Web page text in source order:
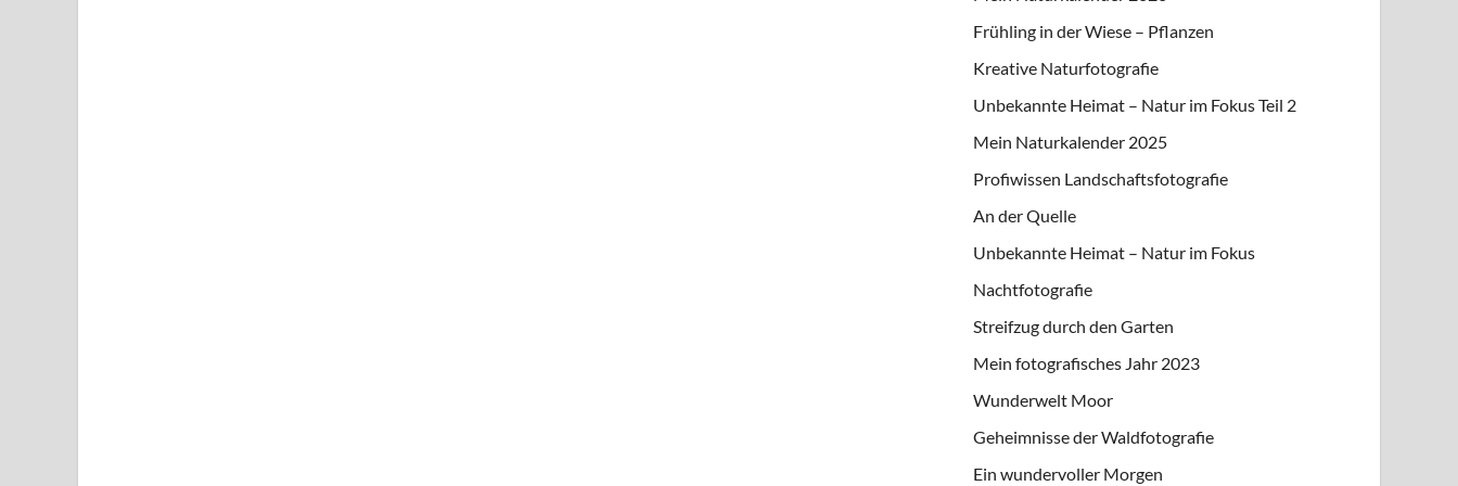
Frühling in der Wiese – Pflanzen
Kreative Naturfotografie
Unbekannte Heimat – Natur im Fokus Teil 2
Mein Naturkalender 2025
Profiwissen Landschaftsfotografie
An der Quelle
Unbekannte Heimat – Natur im Fokus
Nachtfotografie
Streifzug durch den Garten
Mein fotografisches Jahr 2023
Wunderwelt Moor
Geheimnisse der Waldfotografie
Ein wundervoller Morgen